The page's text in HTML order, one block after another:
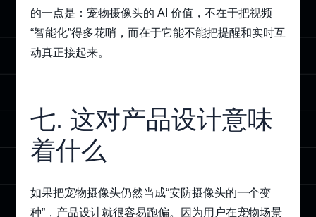
的一点是：宠物摄像头的 AI 价值，不在于把视频
“智能化”得多花哨，而在于它能不能把提醒和实时互
动真正接起来。
七. 这对产品设计意味
着什么
如果把宠物摄像头仍然当成“安防摄像头的一个变
种”，产品设计就很容易跑偏。因为用户在宠物场景